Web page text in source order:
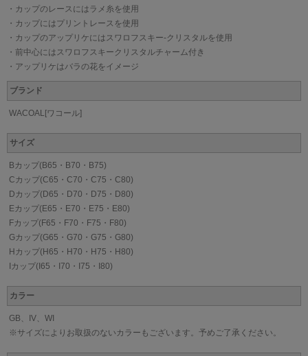
・カップのレースにはラメ糸を使用
・カップにはプリントレースを使用
・カップのアップリケにはスワロフスキー-クリスタルを使用
・前中心にはスワロフスキークリスタルチャーム付き
・アップリケはバラの花をイメージ
ブランド
WACOAL[ワコール]
サイズ
Bカップ(B65・B70・B75)
Cカップ(C65・C70・C75・C80)
Dカップ(D65・D70・D75・D80)
Eカップ(E65・E70・E75・E80)
Fカップ(F65・F70・F75・F80)
Gカップ(G65・G70・G75・G80)
Hカップ(H65・H70・H75・H80)
Iカップ(I65・I70・I75・I80)
カラー
GB、IV、WI
※サイズによりお取扱のないカラーもございます。予めご了承ください。